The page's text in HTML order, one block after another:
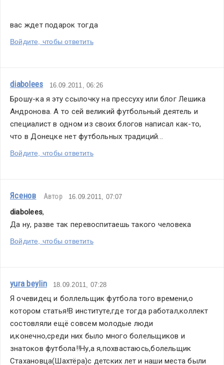
вас ждет подарок тогда
Войдите, чтобы ответить
diabolees 16.09.2011, 06:26
Брошу-ка я эту ссылочку на прессуху или блог Лешика
Андронова. А то сей великий футбольный деятель и
специалист в одном из своих блогов написал как-то,
что в Донецке нет футбольных традиций...
Войдите, чтобы ответить
Ясенов Автор 16.09.2011, 07:07
diabolees,
Да ну, разве так перевоспитаешь такого человека
Войдите, чтобы ответить
yura beylin 18.09.2011, 07:28
Я очевидец и боллельщик футбола того времени,о
котором статья!В институте,где тогда работал,коллект
состовляли ещё совсем молодые люди
и,конечно,среди них было много болельщиков и
знатоков футбола!!Ну,а я,похвастаюсь,болельщик
Стахановца(Шахтёра)с детских лет и наши места были